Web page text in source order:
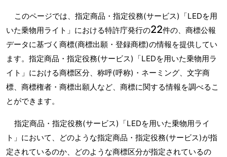
このページでは、指定商品・指定役務(サービス)「LEDを用
いた乗物用ライト」における特許庁発行の22件の、商標公報
データに基づく商標(商標出願・登録商標)の情報を提供してい
ます。指定商品・指定役務(サービス)「LEDを用いた乗物用ラ
イト」における商標区分、称呼(呼称)・ネーミング、文字商
標、商標権者・商標出願人など、商標に関する情報を調べるこ
とができます。
指定商品・指定役務(サービス)「LEDを用いた乗物用ライ
ト」において、どのような指定商品・指定役務(サービス)が指
定されているのか、どのような商標区分が指定されているの